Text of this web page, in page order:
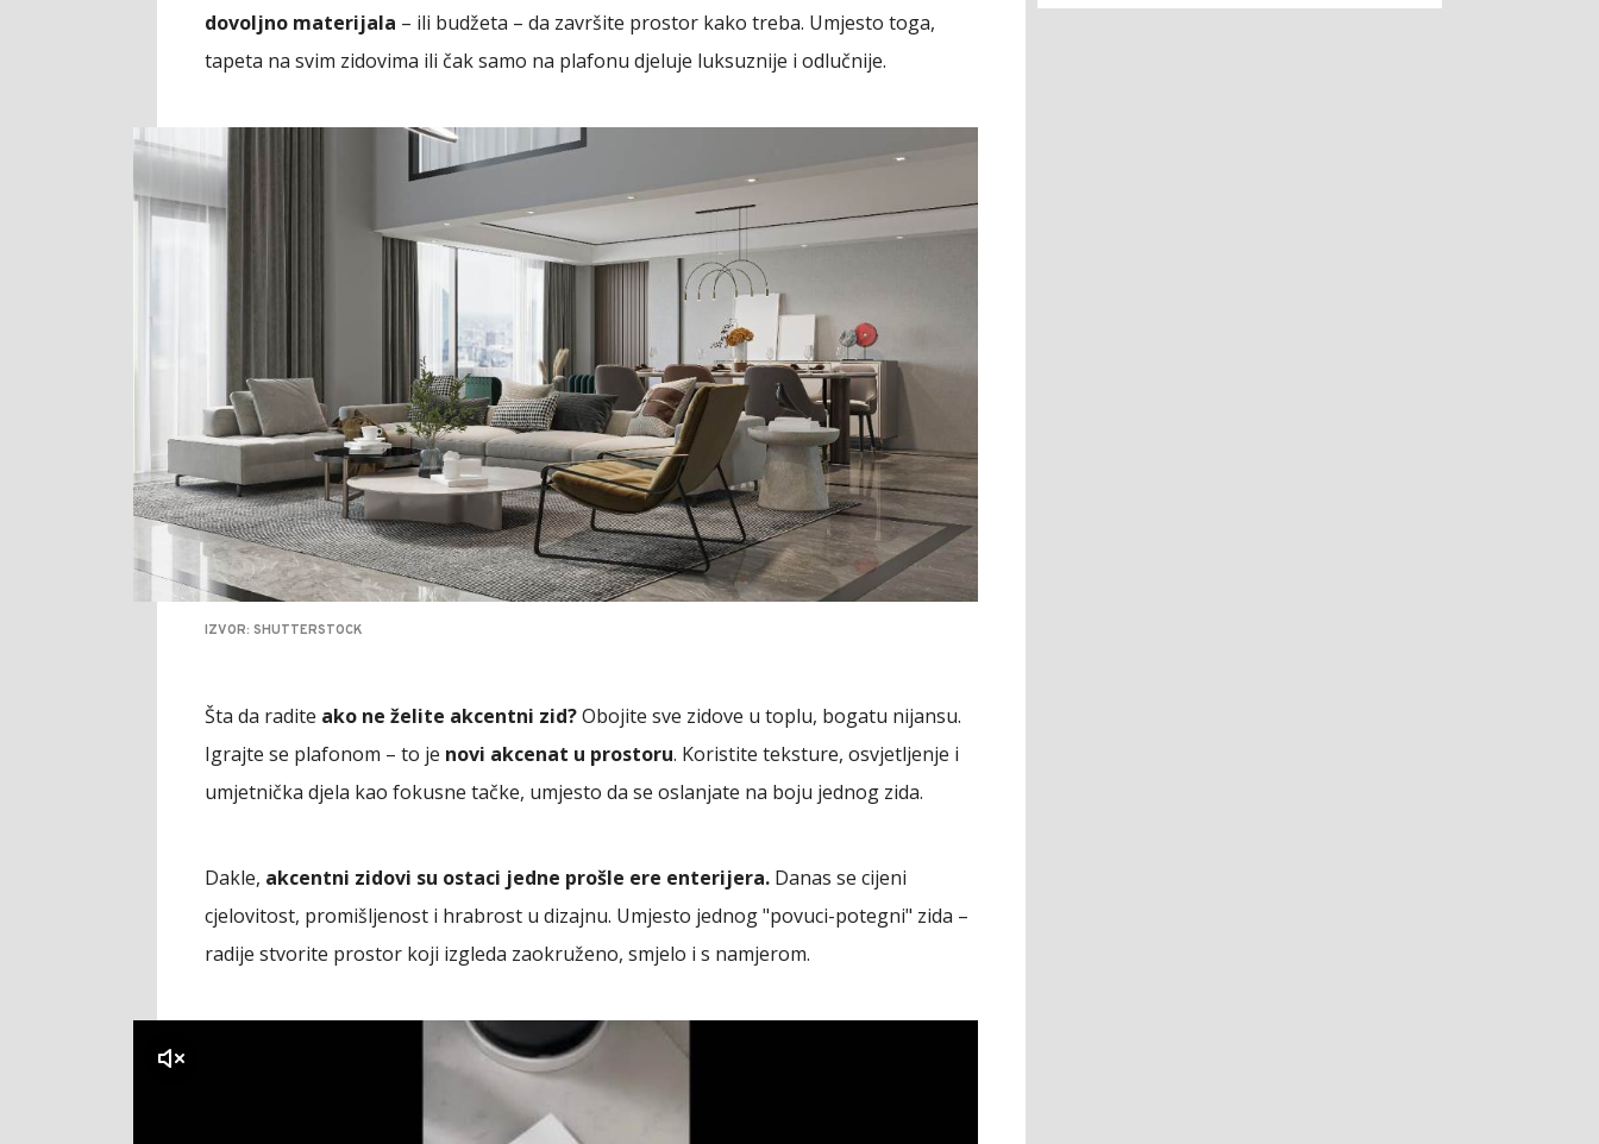
dovoljno materijala – ili budžeta – da završite prostor kako treba. Umjesto toga,
tapeta na svim zidovima ili čak samo na plafonu djeluje luksuznije i odlučnije.
IZVOR: SHUTTERSTOCK
Šta da radite ako ne želite akcentni zid?Obojite sve zidove u toplu, bogatu nijansu.
Igrajte se plafonom – to je novi akcenat u prostoru. Koristite teksture, osvjetljenje i
umjetnička djela kao fokusne tačke, umjesto da se oslanjate na boju jednog zida.
Dakle, akcentni zidovi su ostaci jedne prošle ere enterijera. Danas se cijeni
cjelovitost, promišljenost i hrabrost u dizajnu. Umjesto jednog "povuci-potegni" zida –
radije stvorite prostor koji izgleda zaokruženo, smjelo i s namjerom.